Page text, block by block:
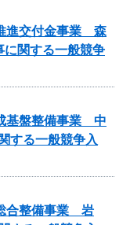
進交付金事業 森
に関する一般競争
基盤整備事業 中
する一般競争入
合整備事業 岩